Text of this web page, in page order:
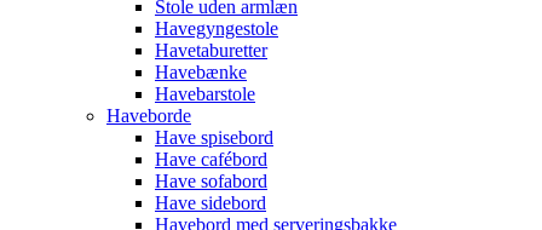
Stole uden armlæn
Havegyngestole
Havetaburetter
Havebænke
Havebarstole
Haveborde
Have spisebord
Have cafébord
Have sofabord
Have sidebord
Havebord med serveringsbakke